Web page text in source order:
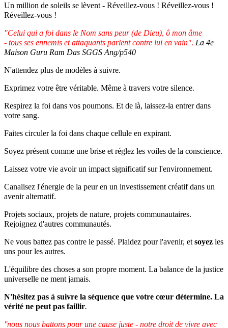
Un million de soleils se lèvent - Réveillez-vous ! Réveillez-vous !
Réveillez-vous !
"Celui qui a foi dans le Nom sans peur (de Dieu), ô mon âme
- tous ses ennemis et attaquants parlent contre lui en vain". La 4e
Maison Guru Ram Das SGGS Ang/p540
N'attendez plus de modèles à suivre.
Exprimez votre être véritable. Même à travers votre silence.
Respirez la foi dans vos poumons. Et de là, laissez-la entrer dans
votre sang.
Faites circuler la foi dans chaque cellule en expirant.
Soyez présent comme une brise et réglez les voiles de la conscience.
Laissez votre vie avoir un impact significatif sur l'environnement.
Canalisez l'énergie de la peur en un investissement créatif dans un
avenir alternatif.
Projets sociaux, projets de nature, projets communautaires.
Rejoignez d'autres communautés.
Ne vous battez pas contre le passé. Plaidez pour l'avenir, et soyez les
uns pour les autres.
L'équilibre des choses a son propre moment. La balance de la justice
universelle ne ment jamais.
N'hésitez pas à suivre la séquence que votre cœur détermine. La
vérité ne peut pas faillir.
''nous nous battons pour une cause juste - notre droit de vivre avec